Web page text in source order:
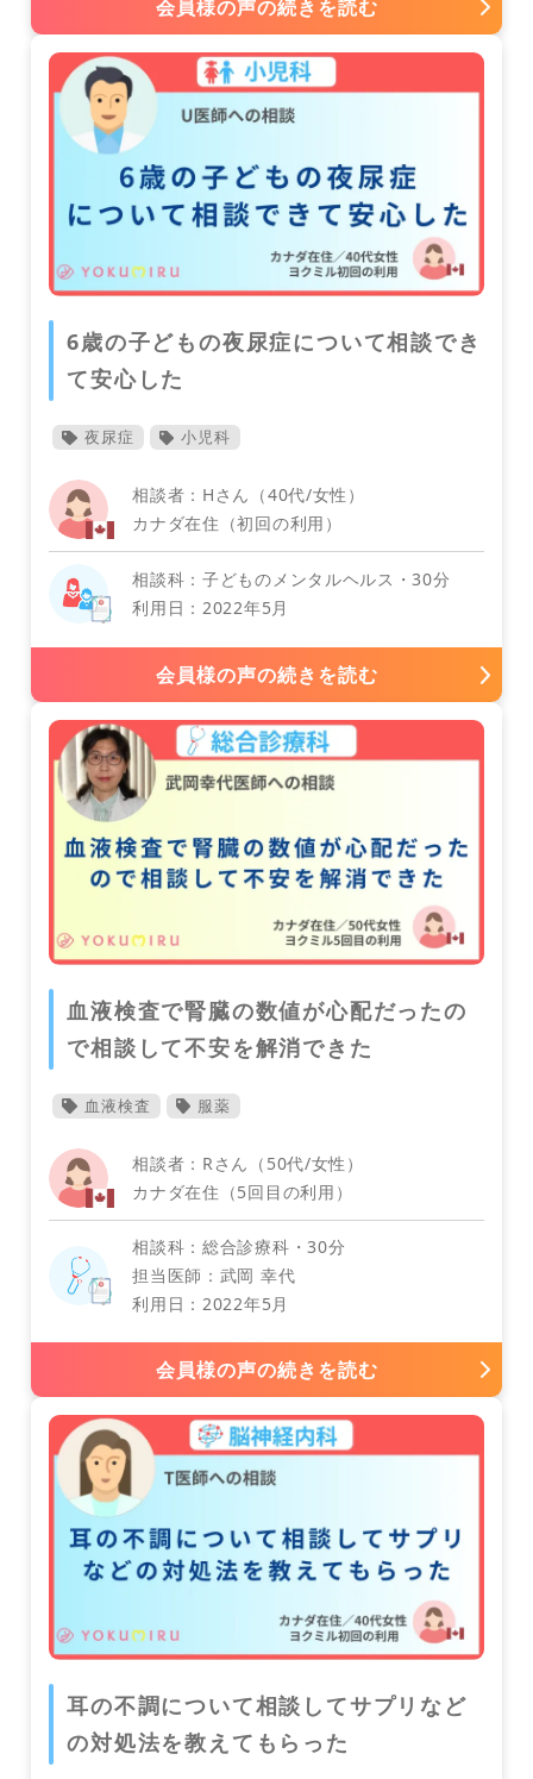
整形外科
歯科・口腔外科
産科・婦人科
インド
オーストラリア
カナダ
スウェーデン
会員様の声の続きを読む
6歳の子どもの夜尿症について相談でき
て安心した
夜尿症 小児科
相談者：Hさん（40代/女性）
カナダ在住（初回の利用）
相談科：子どものメンタルヘルス・30分
利用日：2022年5月
会員様の声の続きを読む
血液検査で腎臓の数値が心配だったの
で相談して不安を解消できた
血液検査 服薬
相談者：Rさん（50代/女性）
カナダ在住（5回目の利用）
相談科：総合診療科・30分
担当医師：武岡 幸代
利用日：2022年5月
会員様の声の続きを読む
耳の不調について相談してサプリなど
の対処法を教えてもらった